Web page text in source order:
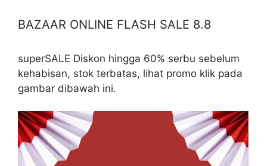
BAZAAR ONLINE FLASH SALE 8.8
superSALE Diskon hingga 60% serbu sebelum
kehabisan, stok terbatas, lihat promo klik pada
gambar dibawah ini.